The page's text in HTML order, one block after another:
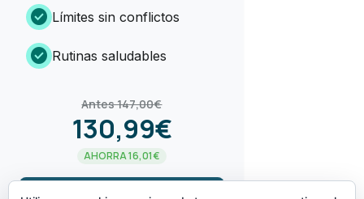
check_circle Límites sin conflictos
check_circle Rutinas saludables
Antes 147,00€
130,99€
AHORRA 16,01€